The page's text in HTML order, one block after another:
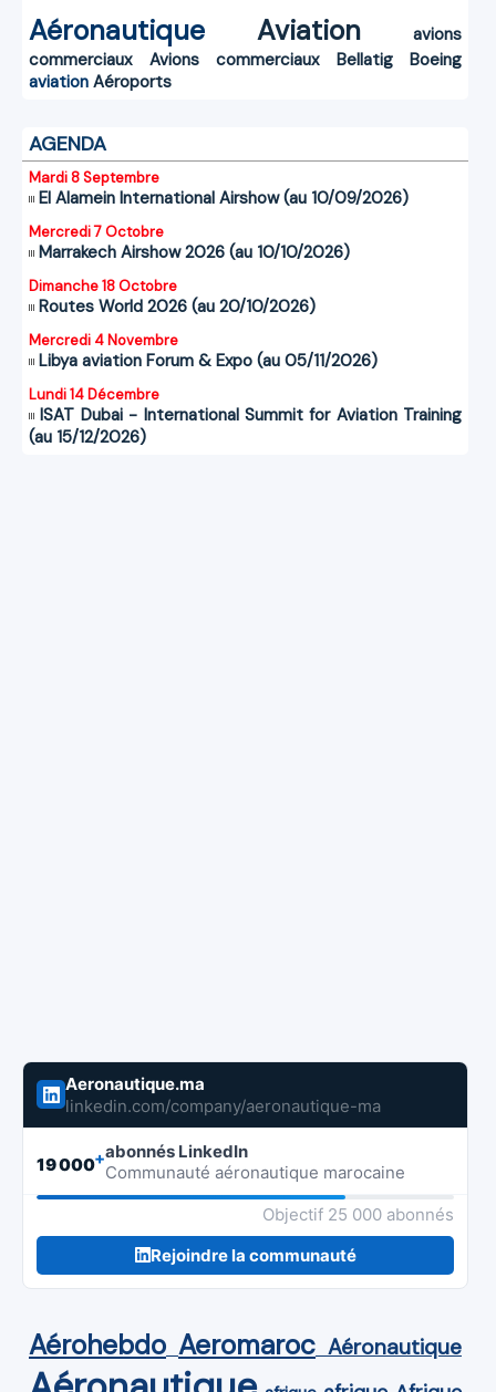
Aéronautique Aviation
avions
commerciaux
Avions commerciaux Bellatig
Boeing
aviation Aéroports
AGENDA
Mardi 8 Septembre
El Alamein International Airshow (au 10/09/2026)
Mercredi 7 Octobre
Marrakech Airshow 2026 (au 10/10/2026)
Dimanche 18 Octobre
Routes World 2026 (au 20/10/2026)
Mercredi 4 Novembre
Libya aviation Forum & Expo (au 05/11/2026)
Lundi 14 Décembre
ISAT Dubai - International Summit for Aviation Training
(au 15/12/2026)
Aeronautique.ma
linkedin.com/company/aeronautique-ma
19 000+abonnés LinkedIn
Communauté aéronautique marocaine
Objectif 25 000 abonnés
Rejoindre la communauté
Aérohebdo Aeromaroc Aéronautique